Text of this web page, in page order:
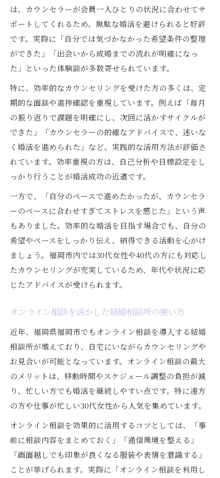
は、カウンセラーが会員一人ひとりの状況に合わせてサ
ポートしてくれるため、無駄な婚活を避けられると好評
です。実際に「自分では気づかなかった希望条件の整理
ができた」「出会いから成婚までの流れが明確になっ
た」といった体験談が多数寄せられています。
特に、効率的なカウンセリングを受けた方の多くは、定
期的な面談や進捗確認を重視しています。例えば「毎月
の振り返りで課題を明確にし、次回に活かすサイクルが
できた」「カウンセラーの的確なアドバイスで、迷いな
く婚活を進められた」など、実践的な活用方法が評価さ
れています。効率重視の方は、自己分析や目標設定をし
っかり行うことが婚活成功の近道です。
一方で、「自分のペースで進めたかったが、カウンセラ
ーのペースに合わせすぎてストレスを感じた」という声
もありました。効率的な婚活を目指す場合でも、自分の
希望やペースをしっかり伝え、納得できる活動を心がけ
ましょう。福岡市内では30代女性や40代の方にも対応し
たカウンセリングが充実しているため、年代や状況に応
じたアドバイスが受けられます。
オンライン相談を活かした結婚相談所の使い方
近年、福岡県福岡市でもオンライン相談を導入する結婚
相談所が増えており、自宅にいながらカウンセリングや
お見合いが可能となっています。オンライン相談の最大
のメリットは、移動時間やスケジュール調整の負担が減
り、忙しい方でも婚活を継続しやすい点です。特に遠方
の方や仕事が忙しい30代女性から人気を集めています。
オンライン相談を効果的に活用するコツとしては、「事
前に相談内容をまとめておく」「通信環境を整える」
「画面越しでも印象が良くなる服装や表情を意識する」
ことが挙げられます。実際に「オンライン相談を利用し